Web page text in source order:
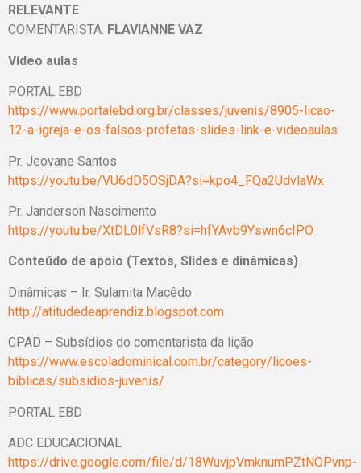
RELEVANTE
COMENTARISTA: FLAVIANNE VAZ
Vídeo aulas
PORTAL EBD
https://www.portalebd.org.br/classes/juvenis/8905-licao-
12-a-igreja-e-os-falsos-profetas-slides-link-e-videoaulas
Pr. Jeovane Santos
https://youtu.be/VU6dD5OSjDA?si=kpo4_FQa2UdvlaWx
Pr. Janderson Nascimento
https://youtu.be/XtDL0lfVsR8?si=hfYAvb9Yswn6cIPO
Conteúdo de apoio (Textos, Slides e dinâmicas)
Dinâmicas – Ir. Sulamita Macêdo
http://atitudedeaprendiz.blogspot.com
CPAD – Subsídios do comentarista da lição
https://www.escoladominical.com.br/category/licoes-
biblicas/subsidios-juvenis/
PORTAL EBD
ADC EDUCACIONAL
https://drive.google.com/file/d/18WuvjpVmknumPZtNOPvnp-